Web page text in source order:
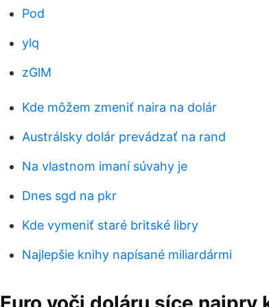
Pod
ylq
zGlM
Kde môžem zmeniť naira na dolár
Austrálsky dolár prevádzať na rand
Na vlastnom imaní súvahy je
Dnes sgd na pkr
Kde vymeniť staré britské libry
Najlepšie knihy napísané miliardármi